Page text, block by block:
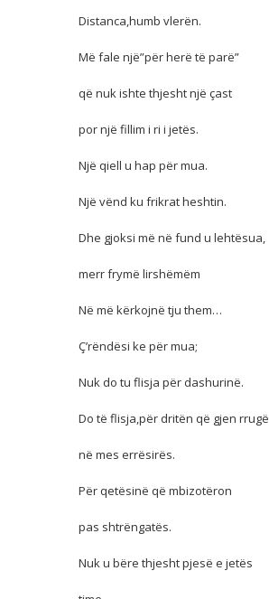
Distanca,humb vlerën.
Më fale një”për herë të parë”
që nuk ishte thjesht një çast
por një fillim i ri i jetës.
Një qiell u hap për mua.
Një vënd ku frikrat heshtin.
Dhe gjoksi më në fund u lehtësua,
merr frymë lirshëmëm
Në më kërkojnë tju them…
Ç’rëndësi ke për mua;
Nuk do tu flisja për dashurinë.
Do të flisja,për dritën që gjen rrugë
në mes errësirës.
Për qetësinë që mbizotëron
pas shtrëngatës.
Nuk u bëre thjesht pjesë e jetës